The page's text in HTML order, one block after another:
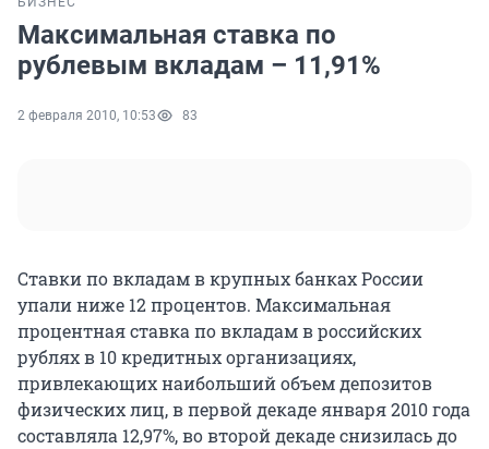
Максимальная ставка по
рублевым вкладам – 11,91%
2 февраля 2010, 10:53 83
Ставки по вкладам в крупных банках России
упали ниже 12 процентов. Максимальная
процентная ставка по вкладам в российских
рублях в 10 кредитных организациях,
привлекающих наибольший объем депозитов
физических лиц, в первой декаде января 2010 года
составляла 12,97%, во второй декаде снизилась до